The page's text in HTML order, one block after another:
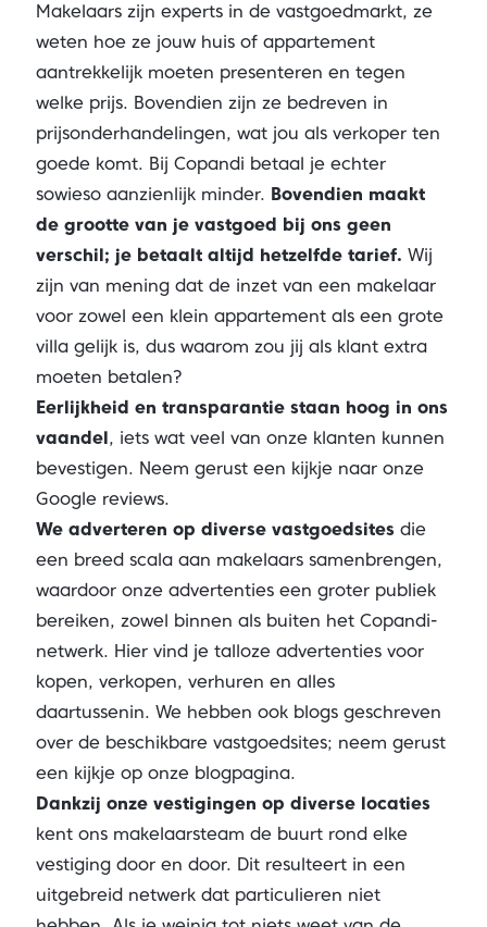
Makelaars zijn experts in de vastgoedmarkt, ze
weten hoe ze jouw huis of appartement
aantrekkelijk moeten presenteren en tegen
welke prijs. Bovendien zijn ze bedreven in
prijsonderhandelingen, wat jou als verkoper ten
goede komt. Bij Copandi betaal je echter
sowieso aanzienlijk minder. Bovendien maakt
de grootte van je vastgoed bij ons geen
verschil; je betaalt altijd hetzelfde tarief. Wij
zijn van mening dat de inzet van een makelaar
voor zowel een klein appartement als een grote
villa gelijk is, dus waarom zou jij als klant extra
moeten betalen?
Eerlijkheid en transparantie staan hoog in ons
vaandel, iets wat veel van onze klanten kunnen
bevestigen. Neem gerust een kijkje naar onze
Google reviews.
We adverteren op diverse vastgoedsitesdie
een breed scala aan makelaars samenbrengen,
waardoor onze advertenties een groter publiek
bereiken, zowel binnen als buiten het Copandi-
netwerk. Hier vind je talloze advertenties voor
kopen, verkopen, verhuren en alles
daartussenin. We hebben ook blogs geschreven
over de beschikbare vastgoedsites; neem gerust
een kijkje op onze blogpagina.
Dankzij onze vestigingen op diverse locaties
kent ons makelaarsteam de buurt rond elke
vestiging door en door. Dit resulteert in een
uitgebreid netwerk dat particulieren niet